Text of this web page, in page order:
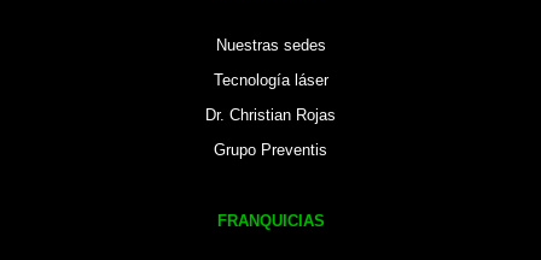
Nuestras sedes
Tecnología láser
Dr. Christian Rojas
Grupo Preventis
FRANQUICIAS